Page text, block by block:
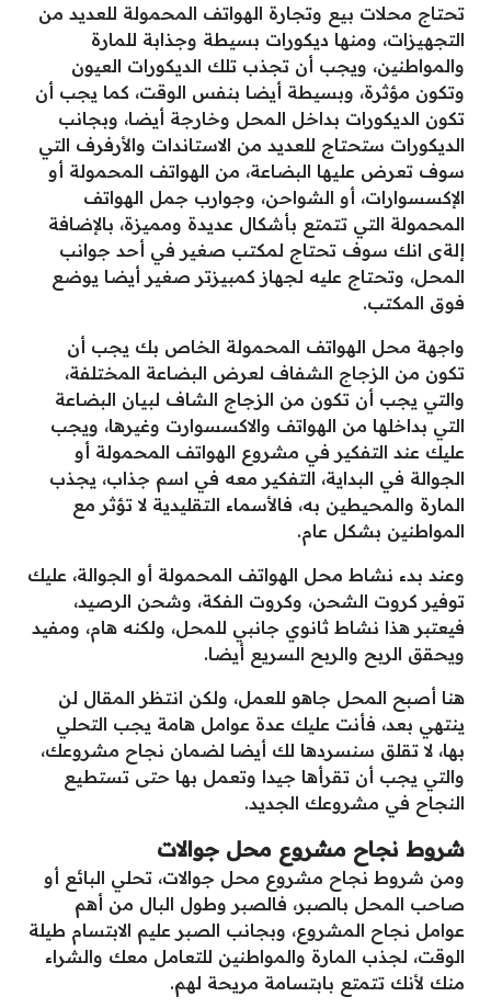
تحتاج محلات بيع وتجارة الهواتف المحمولة للعديد من
التجهيزات، ومنها ديكورات بسيطة وجذابة للمارة
والمواطنين، ويجب أن تجذب تلك الديكورات العيون
وتكون مؤثرة، وبسيطة أيضا بنفس الوقت، كما يجب أن
تكون الديكورات بداخل المحل وخارجة أيضا، وبجانب
الديكورات ستحتاج للعديد من الاستاندات والأرفرف التي
سوف تعرض عليها البضاعة، من الهواتف المحمولة أو
الإكسسوارات، أو الشواحن، وجوارب جمل الهواتف
المحمولة التي تتمتع بأشكال عديدة ومميزة، بالإضافة
إلةى انك سوف تحتاج لمكتب صغير في أحد جوانب
المحل، وتحتاج عليه لجهاز كمبيزتر صغير أيضا يوضع
فوق المكتب.
واجهة محل الهواتف المحمولة الخاص بك يجب أن
تكون من الزجاج الشفاف لعرض البضاعة المختلفة،
والتي يجب أن تكون من الزجاج الشاف لبيان البضاعة
التي بداخلها من الهواتف والاكسسوارت وغيرها، ويجب
عليك عند التفكير في مشروع الهواتف المحمولة أو
الجوالة في البداية، التفكير معه في اسم جذاب، يجذب
المارة والمحيطين به، فالأسماء التقليدية لا تؤثر مع
المواطنين بشكل عام.
وعند بدء نشاط محل الهواتف المحمولة أو الجوالة، عليك
توفير كروت الشحن، وكروت الفكة، وشحن الرصيد،
فيعتبر هذا نشاط ثانوي جانبي للمحل، ولكنه هام، ومفيد
ويحقق الربح والربح السريع أيضا.
هنا أصبح المحل جاهو للعمل، ولكن انتظر المقال لن
ينتهي بعد، فأنت عليك عدة عوامل هامة يجب التحلي
بها، لا تقلق سنسردها لك أيضا لضمان نجاح مشروعك،
والتي يجب أن تقرأها جيدا وتعمل بها حتى تستطيع
النجاح في مشروعك الجديد.
شروط نجاح مشروع محل جوالات
ومن شروط نجاح مشروع محل جوالات، تحلي البائع أو
صاحب المحل بالصبر، فالصبر وطول البال من أهم
عوامل نجاح المشروع، وبجانب الصبر عليم الابتسام طيلة
الوقت، لجذب المارة والمواطنين للتعامل معك والشراء
منك لأنك تتمتع بابتسامة مريحة لهم.